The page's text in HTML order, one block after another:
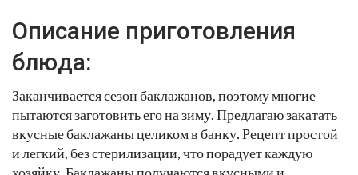
Описание приготовления
блюда:
Заканчивается сезон баклажанов, поэтому многие
пытаются заготовить его на зиму. Предлагаю закатать
вкусные баклажаны целиком в банку. Рецепт простой
и легкий, без стерилизации, что порадует каждую